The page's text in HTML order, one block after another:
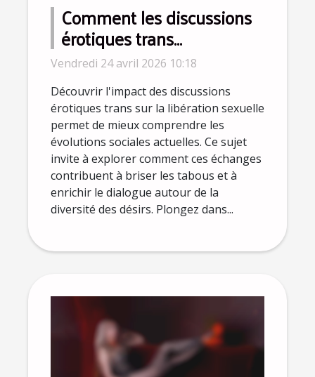
Comment les discussions
érotiques trans
influencent-elles la
libération sexuelle ?
Vendredi 24 avril 2026 10:18
Découvrir l'impact des discussions
érotiques trans sur la libération sexuelle
permet de mieux comprendre les
évolutions sociales actuelles. Ce sujet
invite à explorer comment ces échanges
contribuent à briser les tabous et à
enrichir le dialogue autour de la
diversité des désirs. Plongez dans...